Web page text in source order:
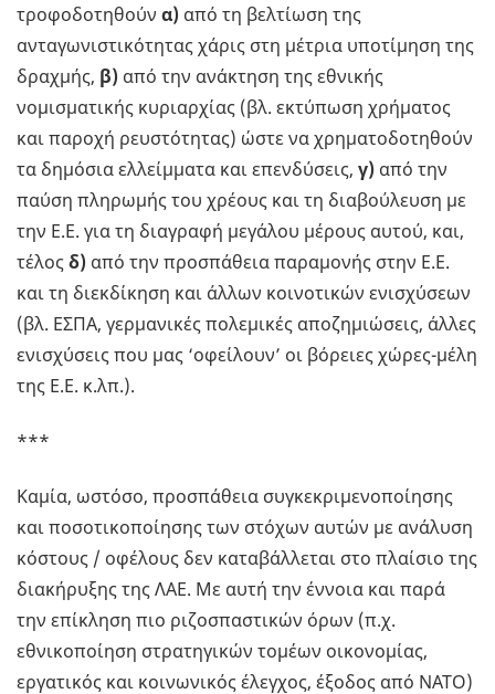
τροφοδοτηθούν α) από τη βελτίωση της
ανταγωνιστικότητας χάρις στη μέτρια υποτίμηση της
δραχμής, β) από την ανάκτηση της εθνικής
νομισματικής κυριαρχίας (βλ. εκτύπωση χρήματος
και παροχή ρευστότητας) ώστε να χρηματοδοτηθούν
τα δημόσια ελλείμματα και επενδύσεις, γ) από την
παύση πληρωμής του χρέους και τη διαβούλευση με
την Ε.Ε. για τη διαγραφή μεγάλου μέρους αυτού, και,
τέλοςδ) από την προσπάθεια παραμονής στην Ε.Ε.
και τη διεκδίκηση και άλλων κοινοτικών ενισχύσεων
(βλ. ΕΣΠΑ, γερμανικές πολεμικές αποζημιώσεις, άλλες
ενισχύσεις που μας ‘οφείλουν’ οι βόρειες χώρες-μέλη
της Ε.Ε. κ.λπ.).
***
Καμία, ωστόσο, προσπάθεια συγκεκριμενοποίησης
και ποσοτικοποίησης των στόχων αυτών με ανάλυση
κόστους / οφέλους δεν καταβάλλεται στο πλαίσιο της
διακήρυξης της ΛΑΕ. Με αυτή την έννοια και παρά
την επίκληση πιο ριζοσπαστικών όρων (π.χ.
εθνικοποίηση στρατηγικών τομέων οικονομίας,
εργατικός και κοινωνικός έλεγχος, έξοδος από ΝΑΤΟ)